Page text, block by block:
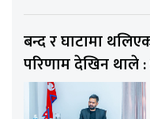
बन्द र घाटामा
परिणाम देखिन थाले :